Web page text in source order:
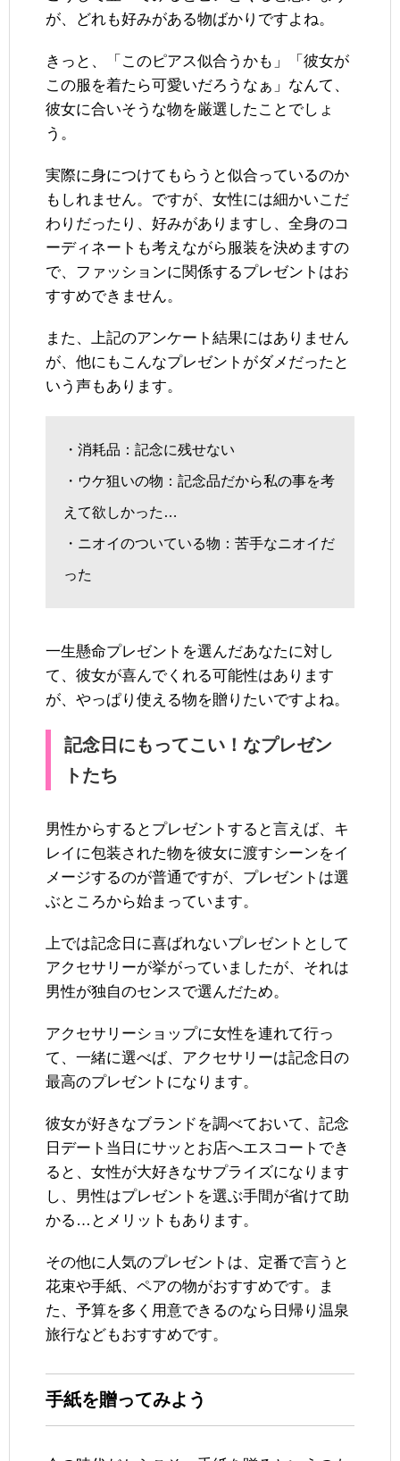
が、どれも好みがある物ばかりですよね。
きっと、「このピアス似合うかも」「彼女が
この服を着たら可愛いだろうなぁ」なんて、
彼女に合いそうな物を厳選したことでしょ
う。
実際に身につけてもらうと似合っているのか
もしれません。ですが、女性には細かいこだ
わりだったり、好みがありますし、全身のコ
ーディネートも考えながら服装を決めますの
で、ファッションに関係するプレゼントはお
すすめできません。
また、上記のアンケート結果にはありません
が、他にもこんなプレゼントがダメだったと
いう声もあります。
・消耗品：記念に残せない
・ウケ狙いの物：記念品だから私の事を考
えて欲しかった…
・ニオイのついている物：苦手なニオイだ
った
一生懸命プレゼントを選んだあなたに対し
て、彼女が喜んでくれる可能性はあります
が、やっぱり使える物を贈りたいですよね。
記念日にもってこい！なプレゼン
トたち
男性からするとプレゼントすると言えば、キ
レイに包装された物を彼女に渡すシーンをイ
メージするのが普通ですが、プレゼントは選
ぶところから始まっています。
上では記念日に喜ばれないプレゼントとして
アクセサリーが挙がっていましたが、それは
男性が独自のセンスで選んだため。
アクセサリーショップに女性を連れて行っ
て、一緒に選べば、アクセサリーは記念日の
最高のプレゼントになります。
彼女が好きなブランドを調べておいて、記念
日デート当日にサッとお店へエスコートでき
ると、女性が大好きなサプライズになります
し、男性はプレゼントを選ぶ手間が省けて助
かる…とメリットもあります。
その他に人気のプレゼントは、定番で言うと
花束や手紙、ペアの物がおすすめです。ま
た、予算を多く用意できるのなら日帰り温泉
旅行などもおすすめです。
手紙を贈ってみよう